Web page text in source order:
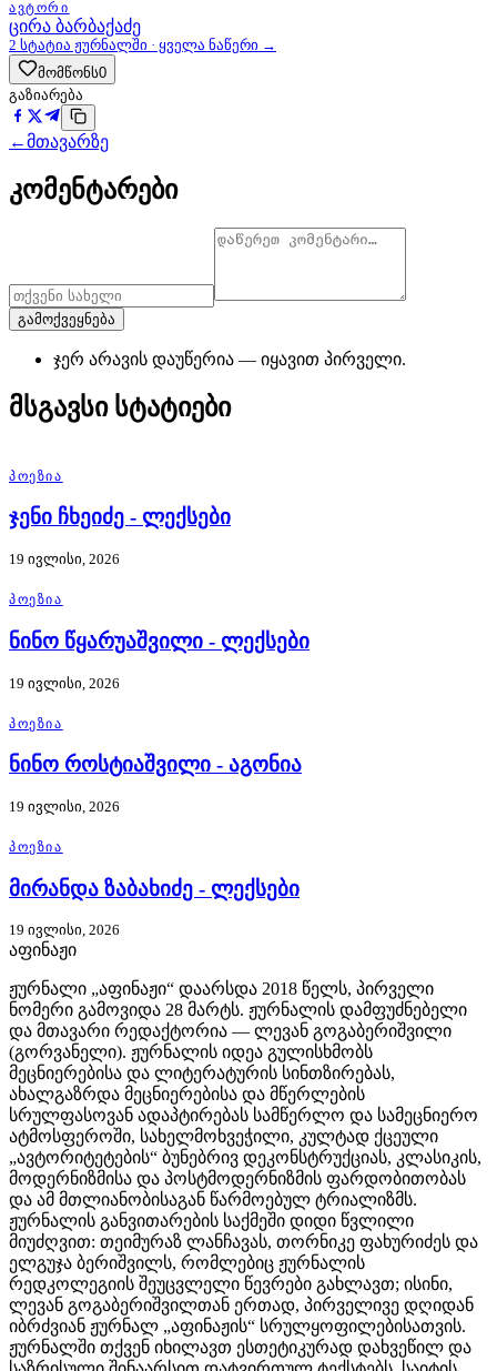
ᲐᲕᲢᲝᲠᲘ
ცირა ბარბაქაძე
2 სტატია ჟურნალში · ყველა ნაწერი →
მომწონს0
გაზიარება
←მთავარზე
კომენტარები
გამოქვეყნება
ჯერ არავის დაუწერია — იყავით პირველი.
მსგავსი სტატიები
ᲞᲝᲔᲖᲘᲐ
ჯენი ჩხეიძე - ლექსები
19 ივლისი, 2026
ᲞᲝᲔᲖᲘᲐ
ნინო წყარუაშვილი - ლექსები
19 ივლისი, 2026
ᲞᲝᲔᲖᲘᲐ
ნინო როსტიაშვილი - აგონია
19 ივლისი, 2026
ᲞᲝᲔᲖᲘᲐ
მირანდა ზაბახიძე - ლექსები
19 ივლისი, 2026
აფინაჟი
ჟურნალი „აფინაჟი“ დაარსდა 2018 წელს, პირველი
ნომერი გამოვიდა 28 მარტს. ჟურნალის დამფუძნებელი
და მთავარი რედაქტორია — ლევან გოგაბერიშვილი
(გორვანელი). ჟურნალის იდეა გულისხმობს
მეცნიერებისა და ლიტერატურის სინთზირებას,
ახალგაზრდა მეცნიერებისა და მწერლების
სრულფასოვან ადაპტირებას სამწერლო და სამეცნიერო
ატმოსფეროში, სახელმოხვეჭილი, კულტად ქცეული
„ავტორიტეტების“ ბუნებრივ დეკონსტრუქციას, კლასიკის,
მოდერნიზმისა და პოსტმოდერნიზმის ფარდობითობას
და ამ მთლიანობისაგან წარმოებულ ტრიალიზმს.
ჟურნალის განვითარების საქმეში დიდი წვლილი
მიუძღვით: თეიმურაზ ლანჩავას, თორნიკე ფახურიძეს და
ელგუჯა ბერიშვილს, რომლებიც ჟურნალის
რედკოლეგიის შეუცვლელი წევრები გახლავთ; ისინი,
ლევან გოგაბერიშვილთან ერთად, პირველივე დღიდან
იბრძვიან ჟურნალ „აფინაჟის“ სრულყოფილებისათვის.
ჟურნალში თქვენ იხილავთ ესთეტიკურად დახვეწილ და